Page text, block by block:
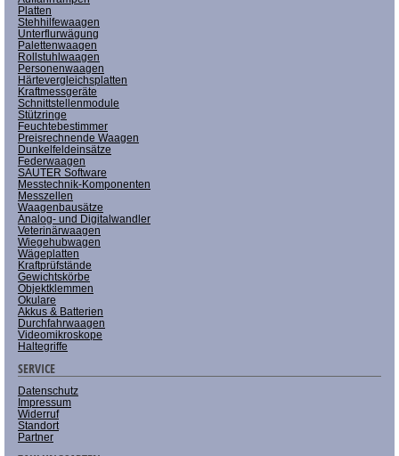
Platten
Stehhilfewaagen
Unterflurwägung
Palettenwaagen
Rollstuhlwaagen
Personenwaagen
Härtevergleichsplatten
Kraftmessgeräte
Schnittstellenmodule
Stützringe
Feuchtebestimmer
Preisrechnende Waagen
Dunkelfeldeinsätze
Federwaagen
SAUTER Software
Messtechnik-Komponenten
Messzellen
Waagenbausätze
Analog- und Digitalwandler
Veterinärwaagen
Wiegehubwagen
Wägeplatten
Kraftprüfstände
Gewichtskörbe
Objektklemmen
Okulare
Akkus & Batterien
Durchfahrwaagen
Videomikroskope
Haltegriffe
SERVICE
Datenschutz
Impressum
Widerruf
Standort
Partner